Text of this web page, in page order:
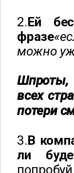
2.Ей
фразе
можно
Шпроты,
всех
потери
3.В
ли